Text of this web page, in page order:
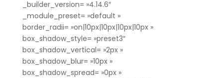
_builder_version= »4.14.6″
_module_preset= »default »
border_radii= »on|10px|10px|10px|10px »
box_shadow_style= »preset3″
box_shadow_vertical= »2px »
box_shadow_blur= »10px »
box_shadow_spread= »0px »